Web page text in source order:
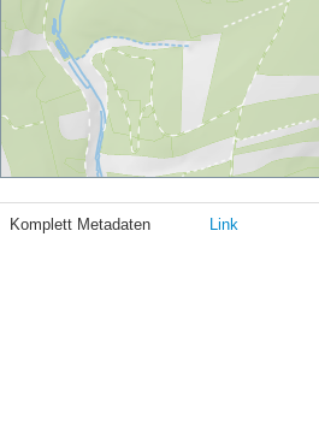
Komplett Metadaten Link